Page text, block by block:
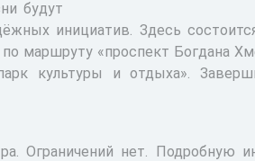
будут
инициатив. Здесь
маршруту «проспект Богдана
культуры и отдыха».
Ограничений нет. Подробную